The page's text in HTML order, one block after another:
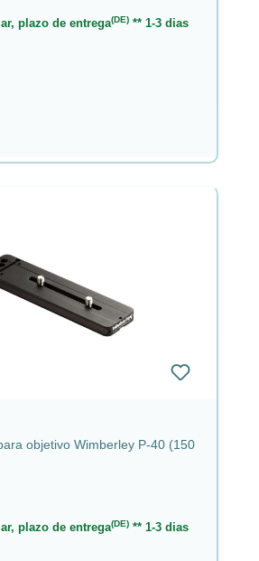
plazo de entrega(DE) ** 1-3 dias
objetivo Wimberley P-40 (150
plazo de entrega(DE) ** 1-3 dias